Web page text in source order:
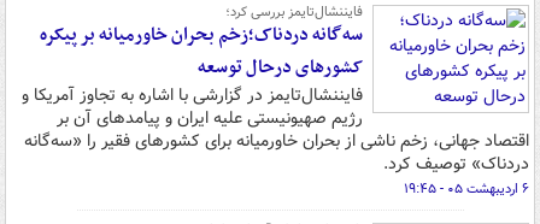
فایننشال‌تایمز بررسی کرد؛
سه‌گانه دردناک؛زخم بحران خاورمیانه بر پیکره
کشورهای درحال توسعه
فایننشال‌تایمز در گزارشی با اشاره به تجاوز آمریکا و
رژیم صهیونیستی علیه ایران و پیامدهای آن بر
اقتصاد جهانی، زخم ناشی از بحران خاورمیانه برای کشورهای فقیر را «سه‌گانه
دردناک» توصیف کرد.
۶ اردیبهشت ۰۵ - ۱۹:۴۵